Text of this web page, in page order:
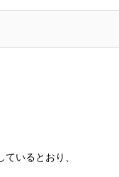
いるとおり、